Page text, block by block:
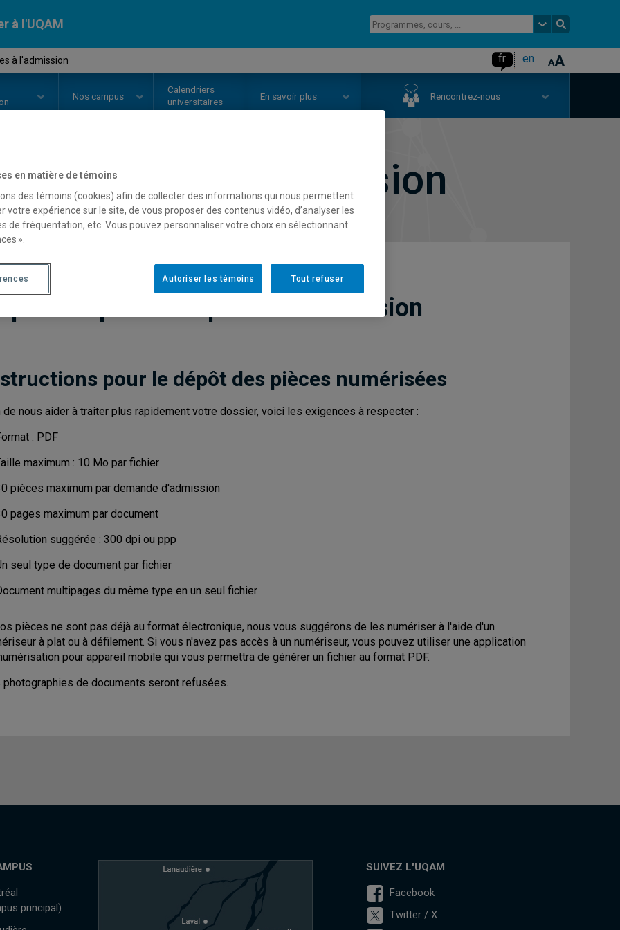
à l'UQAM
à l'admission fr en
Nos campus
Calendriers
universitaires
En savoir plus Rencontrez-nous
demande d'admission
des pièces requises à l'admission
pour le dépôt des pièces numérisées
de nous aider à traiter plus rapidement votre dossier, voici les exigences à respecter :
: PDF
maximum : 10 Mo par fichier
pièces maximum par demande d'admission
pages maximum par document
suggérée : 300 dpi ou ppp
seul type de document par fichier
multipages du même type en un seul fichier
pièces ne sont pas déjà au format électronique, nous vous suggérons de les numériser à l'aide d'un
à plat ou à défilement. Si vous n'avez pas accès à un numériseur, vous pouvez utiliser une application
pour appareil mobile qui vous permettra de générer un fichier au format PDF.
photographies de documents seront refusées.
principal)
SUIVEZ L'UQAM
Facebook
Twitter / X
en matière de témoins
des témoins (cookies) afin de collecter des informations qui nous permettent
votre expérience sur le site, de vous proposer des contenus vidéo, d’analyser les
de fréquentation, etc. Vous pouvez personnaliser votre choix en sélectionnant
».
Tout refuser
Autoriser les témoins